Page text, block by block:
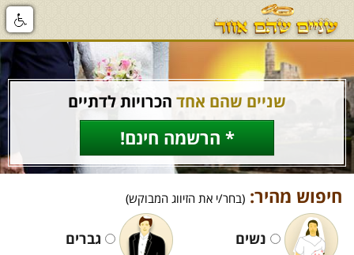
שניים שהם אחד הכרויות לדתיים
* הרשמה חינם!
חיפוש מהיר: (בחר/י את הזיווג המבוקש)
נשים גברים